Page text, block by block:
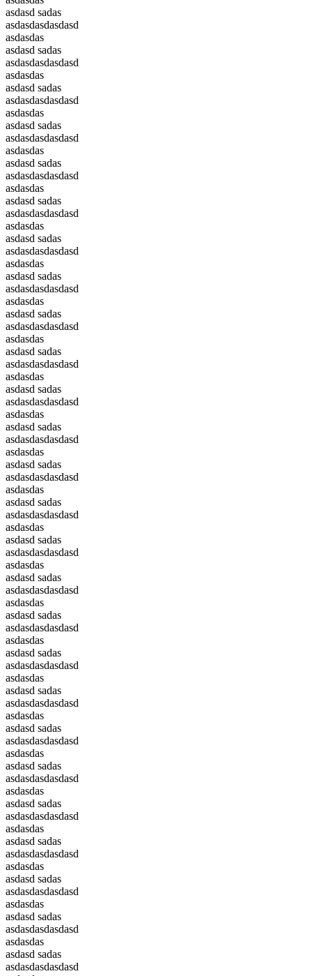
asdasd sadas
asdasdasdasdasd
asdasdas
asdasd sadas
asdasdasdasdasd
asdasdas
asdasd sadas
asdasdasdasdasd
asdasdas
asdasd sadas
asdasdasdasdasd
asdasdas
asdasd sadas
asdasdasdasdasd
asdasdas
asdasd sadas
asdasdasdasdasd
asdasdas
asdasd sadas
asdasdasdasdasd
asdasdas
asdasd sadas
asdasdasdasdasd
asdasdas
asdasd sadas
asdasdasdasdasd
asdasdas
asdasd sadas
asdasdasdasdasd
asdasdas
asdasd sadas
asdasdasdasdasd
asdasdas
asdasd sadas
asdasdasdasdasd
asdasdas
asdasd sadas
asdasdasdasdasd
asdasdas
asdasd sadas
asdasdasdasdasd
asdasdas
asdasd sadas
asdasdasdasdasd
asdasdas
asdasd sadas
asdasdasdasdasd
asdasdas
asdasd sadas
asdasdasdasdasd
asdasdas
asdasd sadas
asdasdasdasdasd
asdasdas
asdasd sadas
asdasdasdasdasd
asdasdas
asdasd sadas
asdasdasdasdasd
asdasdas
asdasd sadas
asdasdasdasdasd
asdasdas
asdasd sadas
asdasdasdasdasd
asdasdas
asdasd sadas
asdasdasdasdasd
asdasdas
asdasd sadas
asdasdasdasdasd
asdasdas
asdasd sadas
asdasdasdasdasd
asdasdas
asdasd sadas
asdasdasdasdasd